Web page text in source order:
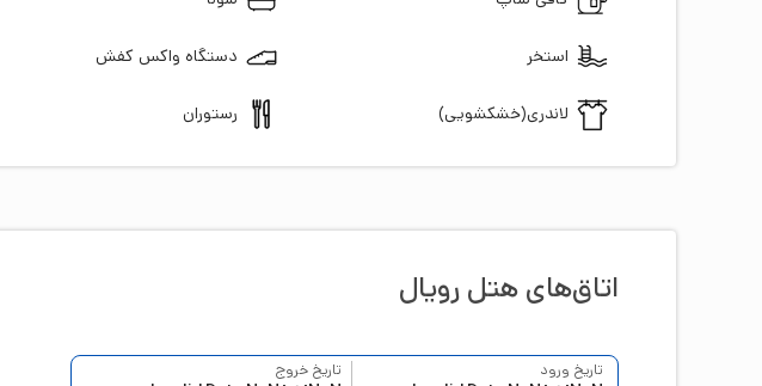
استخر
لاندری(خشکشویی)
دستگاه واکس کفش
رستوران
اتاق‌‌های هتل رویال
تاریخ ورود تاریخ خروج